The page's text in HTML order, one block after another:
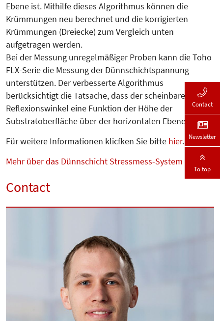
Ebene ist. Mithilfe dieses Algorithmus können die
Krümmungen neu berechnet und die korrigierten
Krümmungen (Dreiecke) zum Vergleich unten
aufgetragen werden.
Bei der Messung unregelmäßiger Proben kann die Toho
FLX-Serie die Messung der Dünnschichtspannung
unterstützen. Der verbesserte Algorithmus
berücksichtigt die Tatsache, dass der scheinbare
Reflexionswinkel eine Funktion der Höhe der
Substratoberfläche über der horizontalen Ebene ist.
Für weitere Informationen klicfken Sie bitte hier.
Mehr über das Dünnschicht Stressmess-System
Contact
Contact
Newsletter
To top